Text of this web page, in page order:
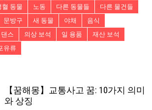
혈 동물 노동 다른 동물들
다른 물건들
문방구 새 동물 야채
음식
스 의상 보석 일 용품
재산 보석
유류
【꿈해몽】교통사고 꿈: 10가지 의미
와 상징